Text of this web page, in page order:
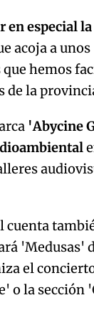
en especial
acoja a
que hemos
de la
'Abycine
'Medusas'
el
o la sección